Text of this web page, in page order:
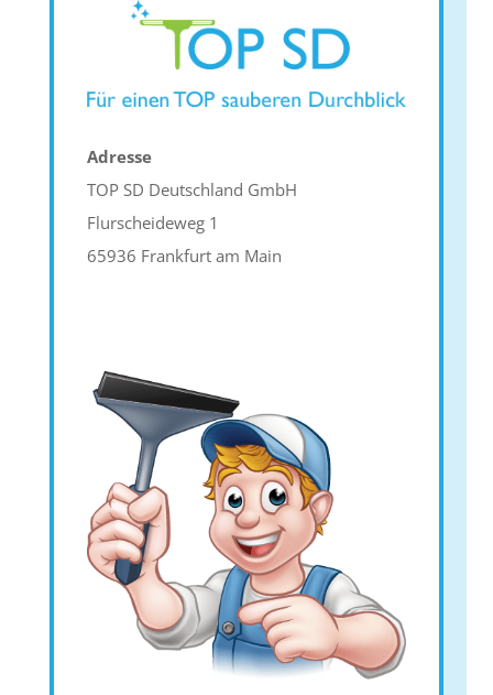
Adresse
TOP SD Deutschland GmbH
Flurscheideweg 1
65936 Frankfurt am Main